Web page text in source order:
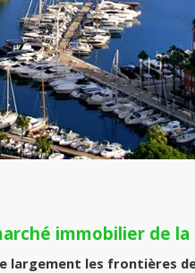
immobilier de la
largement les frontières